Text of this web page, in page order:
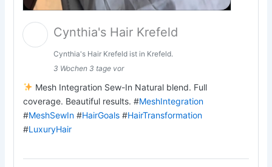
Cynthia's Hair Krefeld
Cynthia's Hair Krefeld ist in Krefeld.
3 Wochen 3 tage vor
Mesh Integration Sew-In Natural blend. Full
coverage. Beautiful results. #MeshIntegration
#MeshSewIn #HairGoals #HairTransformation
#LuxuryHair